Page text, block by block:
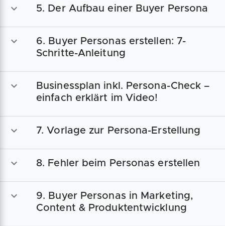
5. Der Aufbau einer Buyer Persona
6. Buyer Personas erstellen: 7-
Schritte-Anleitung
Businessplan inkl. Persona-Check –
einfach erklärt im Video!
7. Vorlage zur Persona-Erstellung
8. Fehler beim Personas erstellen
9. Buyer Personas in Marketing,
Content & Produktentwicklung